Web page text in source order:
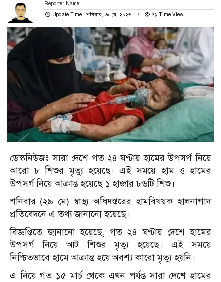
Reporter Name
Update Time : শনিবার, ৩০ মে, ২০২৬
৫১ Time View
ডেস্কনিউজঃ সারা দেশে গত ২৪ ঘণ্টায় হামের উপসর্গ নিয়ে
আরো ৮ শিশুর মৃত্যু হয়েছে। এই সময়ে হাম ও হামের
উপসর্গ নিয়ে আক্রান্ত হয়েছে ১ হাজার ৮৬টি শিশু।
শনিবার (২৯ মে) স্বাস্থ্য অধিদপ্তরের হামবিষয়ক হালনাগাদ
প্রতিবেদনে এ তথ্য জানানো হয়েছে।
বিজ্ঞপ্তিতে জানানো হয়েছে, গত ২৪ ঘণ্টায় দেশে হামের
উপসর্গ নিয়ে আট শিশুর মৃত্যু হয়েছে। এই সময়ে
নিশ্চিতভাবে হামে আক্রান্ত হয়ে অবশ্য কারো মৃত্যু হয়নি।
এ নিয়ে গত ১৫ মার্চ থেকে এখন পর্যন্ত সারা দেশে হামের